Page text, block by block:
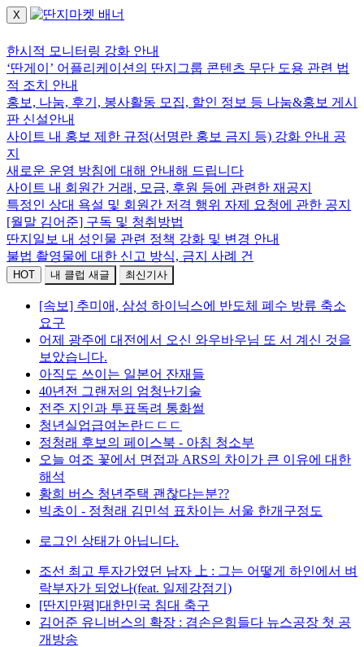
X
한시적 모니터링 강화 안내
‘딴게이’ 어플리케이션의 딴지그룹 콘텐츠 무단 도용 관련 법
적 조치 안내
홍보, 나눔, 후기, 봉사활동 모집, 할인 정보 등 나눔&홍보 게시
판 신설안내
사이트 내 홍보 제한 규정(서명란 홍보 금지 등) 강화 안내 공
지
새로운 운영 방침에 대해 안내해 드립니다
사이트 내 회원간 거래, 모금, 후원 등에 관련한 재공지
특정인 상대 욕설 및 회원간 저격 행위 자제 요청에 관한 공지
[월말 김어준] 구독 및 청취방법
딴지일보 내 성인물 관련 정책 강화 및 변경 안내
불법 촬영물에 대한 신고 방식, 금지 사례 건
HOT 내 클럽 새글 최신기사
[속보] 추미애, 삼성 하이닉스에 반도체 폐수 방류 축소
요구
어제 광주에 대전에서 오신 와우바우님 또 서 계신 것을
보았습니다.
아직도 쓰이는 일본어 잔재들
40년전 그랜저의 엄청난기술
전주 지인과 투표독려 통화썰
청년실업급여논란ㄷㄷㄷ
정청래 후보의 페이스북 - 아침 청소부
오늘 여조 꽃에서 면접과 ARS의 차이가 큰 이유에 대한
해석
황희 버스 청년주택 괜찮다는분??
빅초이 - 정청래 김민석 표차이는 서울 한개구정도
로그인 상태가 아닙니다.
조선 최고 투자가였던 남자 上 : 그는 어떻게 하인에서 벼
락부자가 되었나(feat. 일제강점기)
[딴지만평]대한민국 침대 축구
김어준 유니버스의 확장 : 겸손은힘들다 뉴스공장 첫 공
개방송